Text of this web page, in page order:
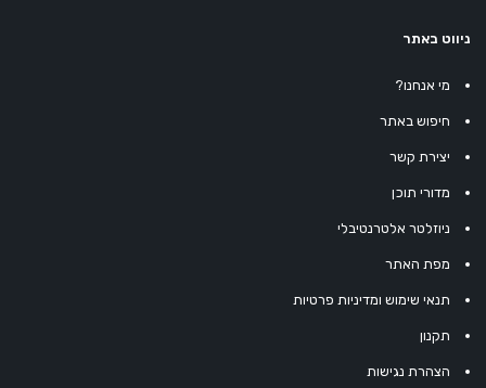
ניווט באתר
מי אנחנו?
חיפוש באתר
יצירת קשר
מדורי תוכן
ניוזלטר אלטרנטיבלי
מפת האתר
תנאי שימוש ומדיניות פרטיות
תקנון
הצהרת נגישות